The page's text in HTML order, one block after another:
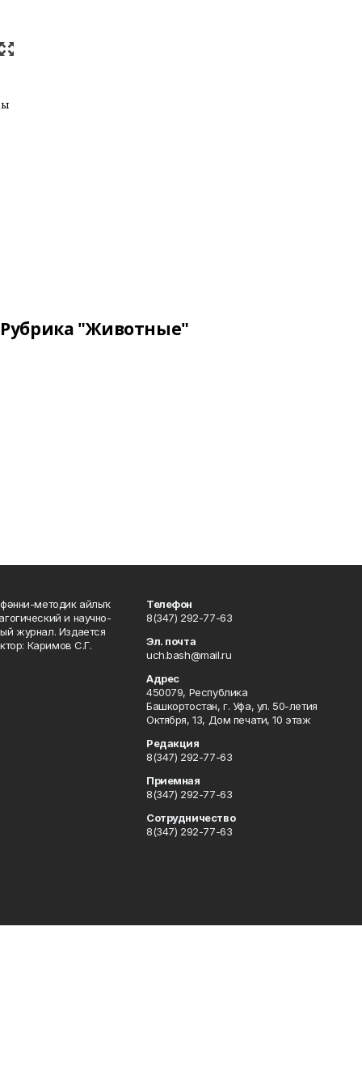
Рубрика "Животные"
методик айлыҡ
и научно-
журнал. Издается
Каримов С.Г.
Телефон
8(347) 292-77-63
Эл. почта
uch.bash@mail.ru
Адрес
450079, Республика
Башкортостан, г. Уфа, ул. 50-летия
Октября, 13, Дом печати, 10 этаж
Редакция
8(347) 292-77-63
Приемная
8(347) 292-77-63
Сотрудничество
8(347) 292-77-63